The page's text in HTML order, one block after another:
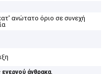
ανώτατο όριο σε συνεχή
ενεργού άνθρακα,